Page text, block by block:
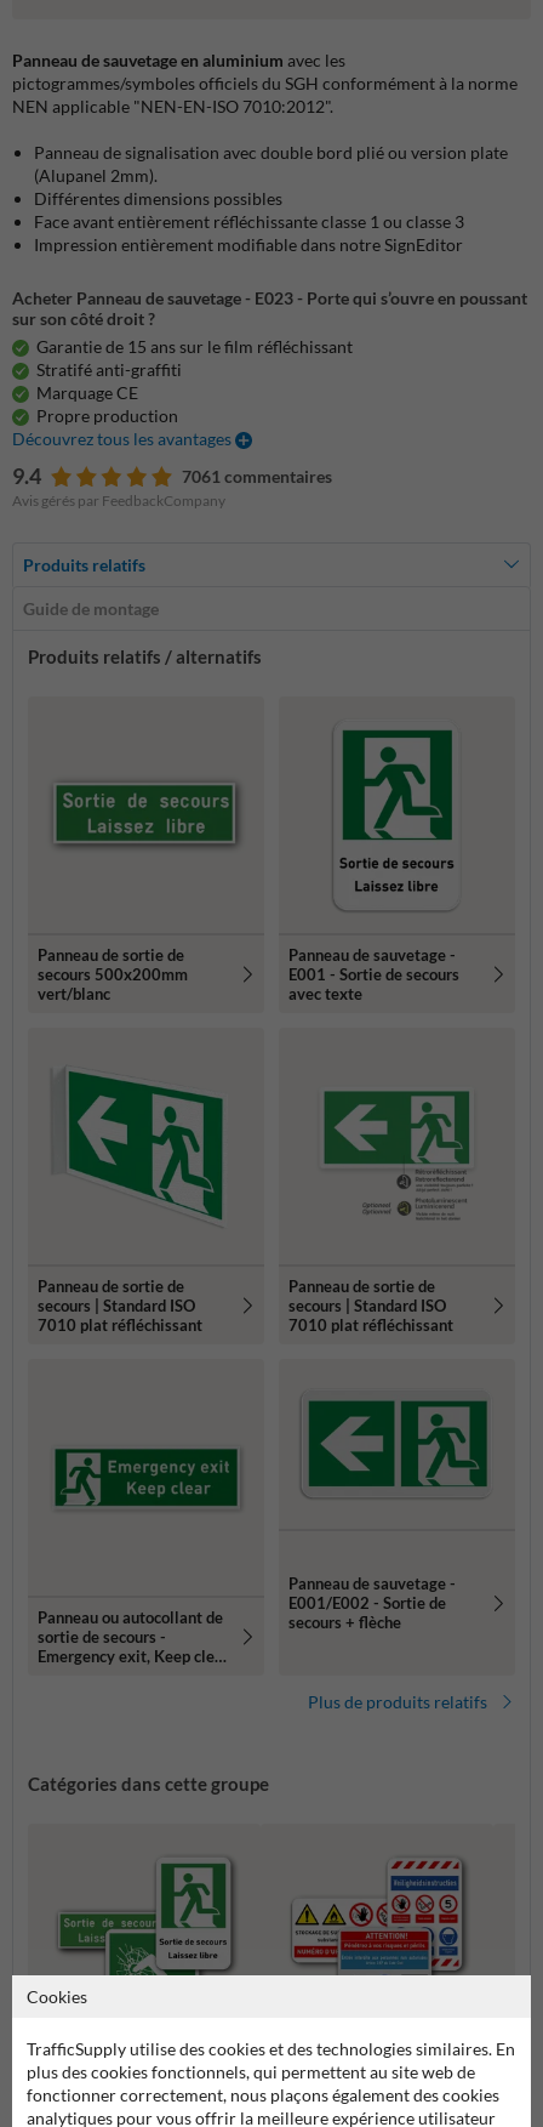
Panneau de sauvetage en aluminium avec les
pictogrammes/symboles officiels du SGH conformément à la norme
NEN applicable "NEN-EN-ISO 7010:2012".
Panneau de signalisation avec double bord plié ou version plate
(Alupanel 2mm).
Différentes dimensions possibles
Face avant entièrement réfléchissante classe 1 ou classe 3
Impression entièrement modifiable dans notre SignEditor
Acheter Panneau de sauvetage - E023 - Porte qui s’ouvre en poussant
sur son côté droit ?
Garantie de 15 ans sur le film réfléchissant
Stratifé anti-graffiti
Marquage CE
Propre production
Découvrez tous les avantages
9.4 7061 commentaires
Avis gérés par FeedbackCompany
Produits relatifs
Guide de montage
Produits relatifs / alternatifs
Panneau de sortie de
secours 500x200mm
vert/blanc
Panneau de sauvetage -
E001 - Sortie de secours
avec texte
Panneau de sortie de
secours | Standard ISO
7010 plat réfléchissant
Panneau de sortie de
secours | Standard ISO
7010 plat réfléchissant
Panneau ou autocollant de
sortie de secours -
Emergency exit, Keep clear
Panneau de sauvetage -
E001/E002 - Sortie de
secours + flèche
Plus de produits relatifs
Catégories dans cette groupe
Panneaux de sortie de
secours
Composez vos propres
panneaux de sécurité
Cookies
TrafficSupply utilise des cookies et des technologies similaires. En
plus des cookies fonctionnels, qui permettent au site web de
fonctionner correctement, nous plaçons également des cookies
analytiques pour vous offrir la meilleure expérience utilisateur